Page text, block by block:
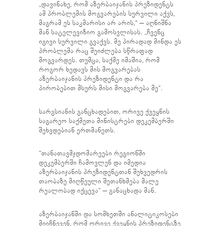
„დავინახე, რომ აზერბაიჯანის პრეზიდენტს
ამ პრობლემის მოგვარების სურვილი აქვს,
მაგრამ ეს საკმარისი არ არის,“ – აღნიშნა
მან სატელევიზიო გამოსვლისას. „ჩვენც
იგივი სურვილი გვაქვს. მე პირადად მინდა ეს
პრობლემა რაც შეიძლება სწრაფად
მოგვარდეს. თუმცა, საქმე იმაშია, რომ
როგორ ხედავს მის მოგვარებას
აზერბაიჯანის პრეზიდენტი და რა
პირობებით მსურს მისი მოგვარება მე“.
სარგსიანის განცხადებით, ორივე ქვეყნის
საგარეო საქმეთა მინისტრები დეკემბერში
შეხვდებიან ერთმანეთს.
“თანათავმჯდომარეები რეგიონში
დეკემბერში ჩამოვლენ და იმედია
აზერბაიჯანის პრეზიდენტთან შეხვედრის
თაობაზე მიღწეული შეთანხმება მალე
რეალობად იქცევა“ – განაცხადა მან.
აზერბაიჯანში და სომხეთში ანალიტიკოსები
მიიჩნევენ, რომ ორივე ქვეყნის პრეზიდენტზე